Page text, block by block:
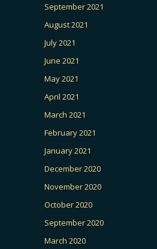
September 2021
August 2021
July 2021
June 2021
May 2021
April 2021
March 2021
February 2021
January 2021
December 2020
November 2020
October 2020
September 2020
March 2020